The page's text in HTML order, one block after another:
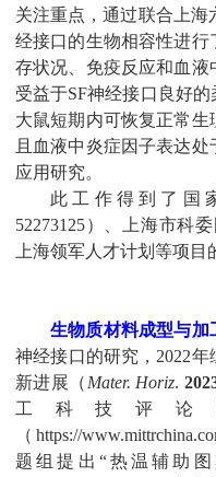
关注重点，通过联合上
经接口的生物相容性进
存状况、免疫反应和血液
受益于SF神经接口良好
大鼠短期内可恢复正常生
且血液中炎症因子表达
应用研究。
此工作得到了国
52273125）、上海市科
上海领军人才计划等项目
生物质材料成型与加
神经接口的研究， 2022年
新进展（ Mater. Horiz.
工科技评论
（ https://
题组提出“热温辅助